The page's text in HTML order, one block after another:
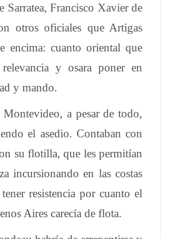
Sarratea, Francisco Xavier de
otros oficiales que Artigas
encima: cuanto oriental que
y osara poner en
y mando.
Montevideo, a pesar de todo,
el asedio. Contaban con
su flotilla, que les permitían
incursionando en las costas
resistencia por cuanto el
Aires carecía de flota.